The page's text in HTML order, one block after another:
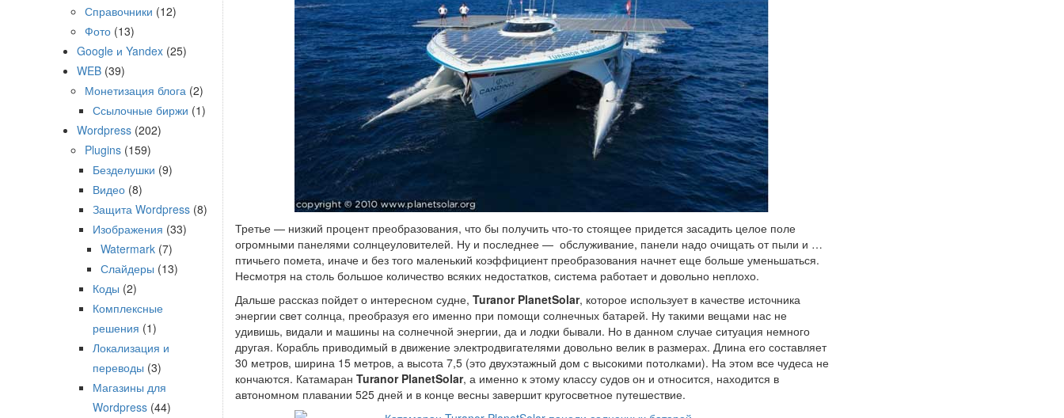
Третье — низкий процент преобразования, что бы получить что-то стоящее придется засадить целое поле
огромными панелями солнцеуловителей. Ну и последнее — обслуживание, панели надо очищать от пыли и …
птичьего помета, иначе и без того маленький коэффициент преобразования начнет еще больше уменьшаться.
Несмотря на столь большое количество всяких недостатков, система работает и довольно неплохо.
Дальше рассказ пойдет о интересном судне, Turanor PlanetSolar, которое использует в качестве источника
энергии свет солнца, преобразуя его именно при помощи солнечных батарей. Ну такими вещами нас не
удивишь, видали и машины на солнечной энергии, да и лодки бывали. Но в данном случае ситуация немного
другая. Корабль приводимый в движение электродвигателями довольно велик в размерах. Длина его составляет
30 метров, ширина 15 метров, а высота 7,5 (это двухэтажный дом с высокими потолками). На этом все чудеса не
кончаются. Катамаран Turanor PlanetSolar, а именно к этому классу судов он и относится, находится в
автономном плавании 525 дней и в конце весны завершит кругосветное путешествие.
Справочники (12)
Фото (13)
Google и Yandex (25)
WEB (39)
Монетизация блога (2)
Ссылочные биржи (1)
Wordpress (202)
Plugins (159)
Безделушки (9)
Видео (8)
Защита Wordpress (8)
Изображения (33)
Watermark (7)
Слайдеры (13)
Коды (2)
Комплексные
решения (1)
Локализация и
переводы (3)
Магазины для
Wordpress (44)